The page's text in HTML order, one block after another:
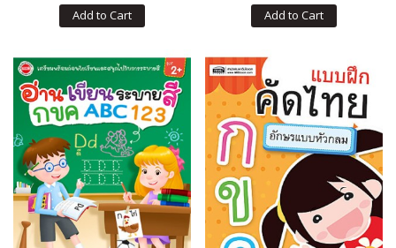
Add to Cart Add to Cart